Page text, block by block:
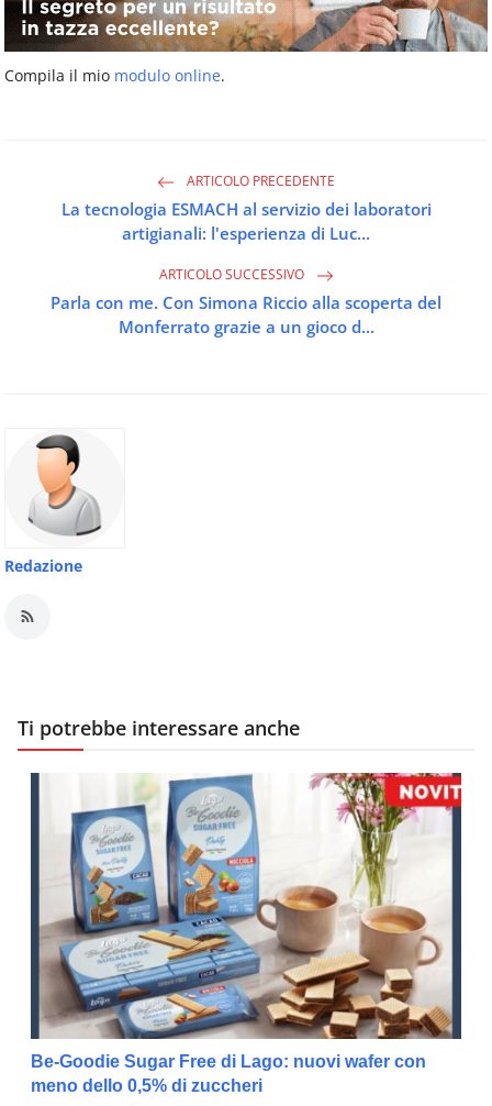
Compila il mio modulo online.
ARTICOLO PRECEDENTE
La tecnologia ESMACH al servizio dei laboratori
artigianali: l'esperienza di Luc...
ARTICOLO SUCCESSIVO
Parla con me. Con Simona Riccio alla scoperta del
Monferrato grazie a un gioco d...
Redazione
Ti potrebbe interessare anche
Be-Goodie Sugar Free di Lago: nuovi wafer con
meno dello 0,5% di zuccheri